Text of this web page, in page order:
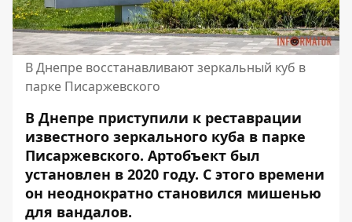
В Днепре восстанавливают зеркальный куб в
парке Писаржевского
В Днепре приступили к реставрации
известного зеркального куба в парке
Писаржевского. Артобъект был
установлен в 2020 году. С этого времени
он неоднократно становился мишенью
для вандалов.